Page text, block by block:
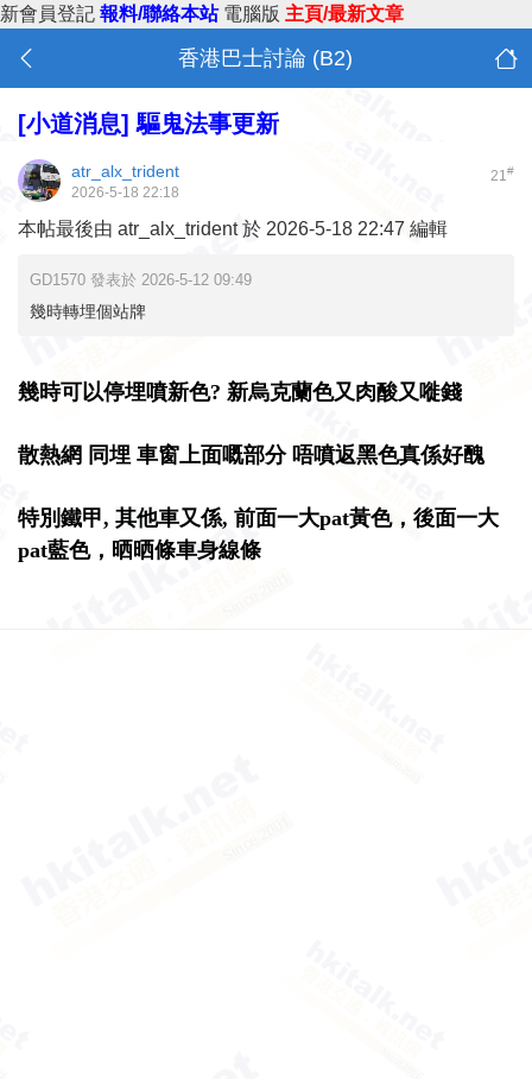
新會員登記 報料/聯絡本站 電腦版 主頁/最新文章
香港巴士討論 (B2)
[小道消息] 驅鬼法事更新
21#
atr_alx_trident
2026-5-18 22:18
本帖最後由 atr_alx_trident 於 2026-5-18 22:47 編輯
GD1570 發表於 2026-5-12 09:49
幾時轉埋個站牌
幾時可以停埋噴新色? 新烏克蘭色又肉酸又嘥錢
散熱網 同埋 車窗上面嘅部分 唔噴返黑色真係好醜
特別鐵甲, 其他車又係, 前面一大pat黃色，後面一大
pat藍色，晒晒條車身線條